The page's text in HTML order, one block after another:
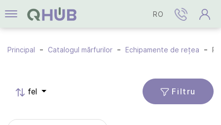
RO
Principal Catalogul mărfurilor Echipamente de rețea
fel Filtru